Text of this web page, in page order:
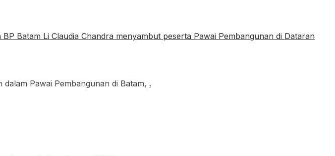
Pawai Pembangunan di Batam, .